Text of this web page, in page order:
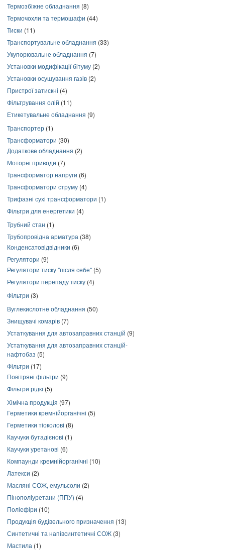
Термозбіжне обладнання (8)
Термочохли та термошафи (44)
Тиски (11)
Транспортувальне обладнання (33)
Укупорювальне обладнання (7)
Установки модифікації бітуму (2)
Установки осушування газів (2)
Пристрої затискні (4)
Фільтрування олій (11)
Етикетувальне обладнання (9)
Транспортер (1)
Трансформатори (30)
Додаткове обладнання (2)
Моторні приводи (7)
Трансформатор напруги (6)
Трансформатори струму (4)
Трифазні сухі трансформатори (1)
Фільтри для енергетики (4)
Трубний стан (1)
Трубопровідна арматура (38)
Конденсатовідвідники (6)
Регулятори (9)
Регулятори тиску "після себе" (5)
Регулятори перепаду тиску (4)
Фільтри (3)
Вуглекислотне обладнання (50)
Знищувачі комарів (7)
Устаткування для автозаправних станцій (9)
Устаткування для автозаправних станцій-
нафтобаз (5)
Фільтри (17)
Повітряні фільтри (9)
Фільтри рідкі (5)
Хімічна продукція (97)
Герметики кремнійорганічні (5)
Герметики тіоколові (8)
Каучуки бутадієнові (1)
Каучуки уретанові (6)
Компаунди кремнійорганічні (10)
Латекси (2)
Масляні СОЖ, емульсоли (2)
Пінополіуретани (ППУ) (4)
Поліефіри (10)
Продукція будівельного призначення (13)
Синтетичні та напівсинтетичні СОЖ (3)
Мастила (1)